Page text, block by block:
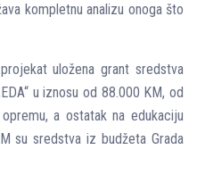
kompletnu analizu onoga što
uložena grant sredstva
u iznosu od 88.000 KM, od
a ostatak na edukaciju
su sredstva iz budžeta Grada